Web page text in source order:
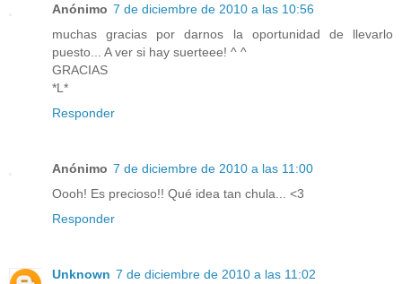
Anónimo 7 de diciembre de 2010 a las 10:56
muchas gracias por darnos la oportunidad de llevarlo
puesto... A ver si hay suerteee! ^ ^
GRACIAS
*L*
Responder
Anónimo 7 de diciembre de 2010 a las 11:00
Oooh! Es precioso!! Qué idea tan chula... <3
Responder
Unknown 7 de diciembre de 2010 a las 11:02